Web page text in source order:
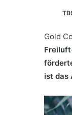
Gold
ist das